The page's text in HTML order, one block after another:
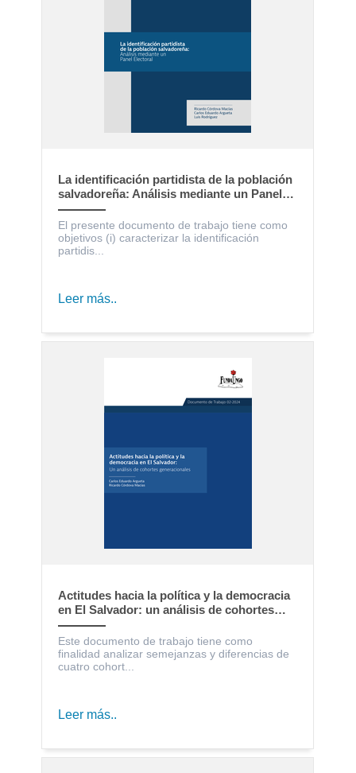
La identificación partidista de la población
salvadoreña: Análisis mediante un Panel
Electoral
El presente documento de trabajo tiene como
objetivos (i) caracterizar la identificación
partidis...
Leer más..
Actitudes hacia la política y la democracia
en El Salvador: un análisis de cohortes
generacionales
Este documento de trabajo tiene como
finalidad analizar semejanzas y diferencias de
cuatro cohort...
Leer más..